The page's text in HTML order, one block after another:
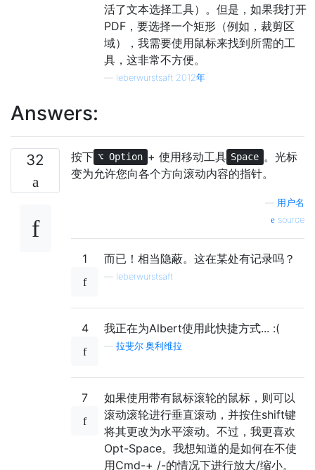
活了文本选择工具）。但是，如果我打开
PDF，要选择一个矩形（例如，裁剪区
域），我需要使用鼠标来找到所需的工
具，这非常不方便。
leberwurstsaft 2012年
Answers:
32 按下 ⌥ Option + 使用移动工具 Space 。光标
变为允许您向各个方向滚动内容的指针。
用户名
source
1 而已！相当隐蔽。这在某处有记录吗？
leberwurstsaft
4 我正在为Albert使用此快捷方式... :(
拉斐尔·奥利维拉
7
如果使用带有鼠标滚轮的鼠标，则可以
滚动滚轮进行垂直滚动，并按住shift键
将其更改为水平滚动。不过，我更喜欢
Opt-Space。我想知道的是如何在不使
用Cmd-+ /-的情况下进行放大/缩小。